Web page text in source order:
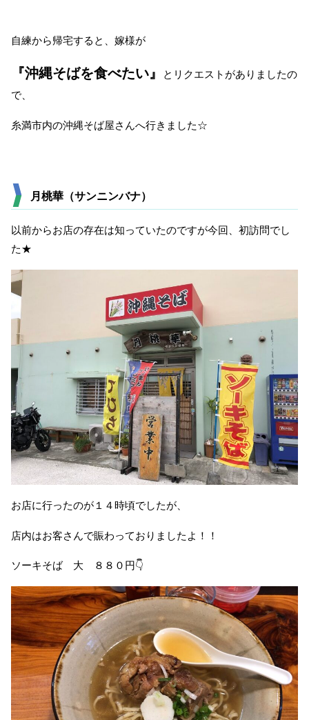
自練から帰宅すると、嫁様が
『沖縄そばを食べたい』
とリクエストがありましたの
で、
糸満市内の沖縄そば屋さんへ行きました☆
月桃華（サンニンバナ）
以前からお店の存在は知っていたのですが今回、初訪問でし
た★
お店に行ったのが１４時頃でしたが、
店内はお客さんで賑わっておりましたよ！！
ソーキそば 大 ８８０円👇